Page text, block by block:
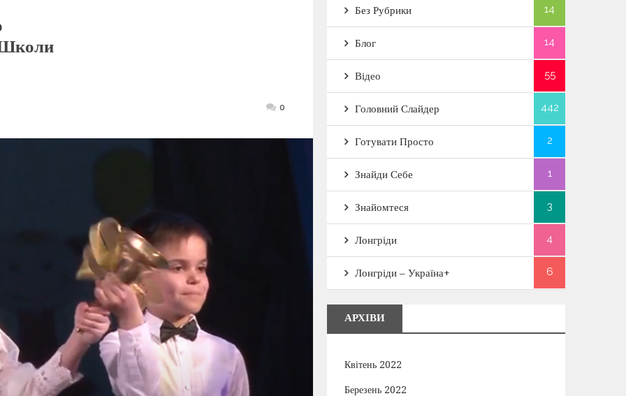
Школи
0
Без Рубрики 14
Блог 14
Відео 55
Головний Слайдер 442
Готувати Просто 2
Знайди Себе 1
Знайомтеся 3
Лонгріди 4
Лонгріди – Україна+ 6
АРХІВИ
Квітень 2022
Березень 2022